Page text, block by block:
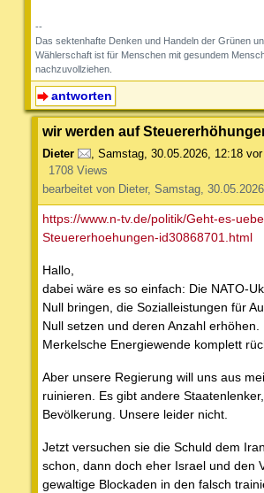
--
Das sektenhafte Denken und Handeln der Grünen
Wählerschaft ist für Menschen mit gesundem
nachzuvollziehen.
antworten
wir werden auf
Dieter , Samstag, 30.05.2026, 12:18
1708 Views
bearbeitet von Dieter, Samstag,
https://www.n-tv.de/politik/Geht-es-
Steuererhoehungen-id30868701.html
Hallo,
dabei wäre es so einfach: Die NATO-
Null bringen, die Sozialleistungen für
Null setzen und deren Anzahl
Merkelsche Energiewende komplett
Aber unsere Regierung will uns aus
ruinieren. Es gibt andere
Bevölkerung. Unsere leider nicht.
Jetzt versuchen sie die Schuld dem
schon, dann doch eher Israel und den
gewaltige Blockaden in den falsch